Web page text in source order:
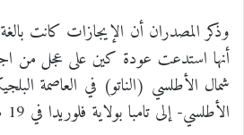
وذكر المصدران أن الإيجازات كانت
أنها استدعت عودة كين على عجل من
شمال الأطلسي (الناتو) في العاصمة
الأطلسي- إلى تامبا بولاية فلوريدا في 19 مايو/ أيار.